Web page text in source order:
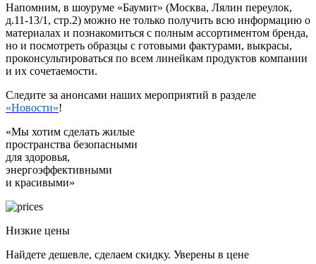
Напомним, в шоуруме «Баумит» (Москва, Лялин переулок,
д.11-13/1, стр.2) можно не только получить всю информацию о
материалах и познакомиться с полным ассортиментом бренда,
но и посмотреть образцы с готовыми фактурами, выкрасы,
проконсультироваться по всем линейкам продуктов компании
и их сочетаемости.
Следите за анонсами наших мероприятий в разделе
«Новости»!
«Мы хотим сделать жилые
пространства безопасными
для здоровья,
энергоэффективными
и красивыми»
Низкие цены
Найдете дешевле, сделаем скидку. Уверены в цене